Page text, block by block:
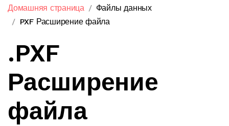
Домашняя страница
Файлы данных
PXF Расширение файла
.PXF
Расширение
файла